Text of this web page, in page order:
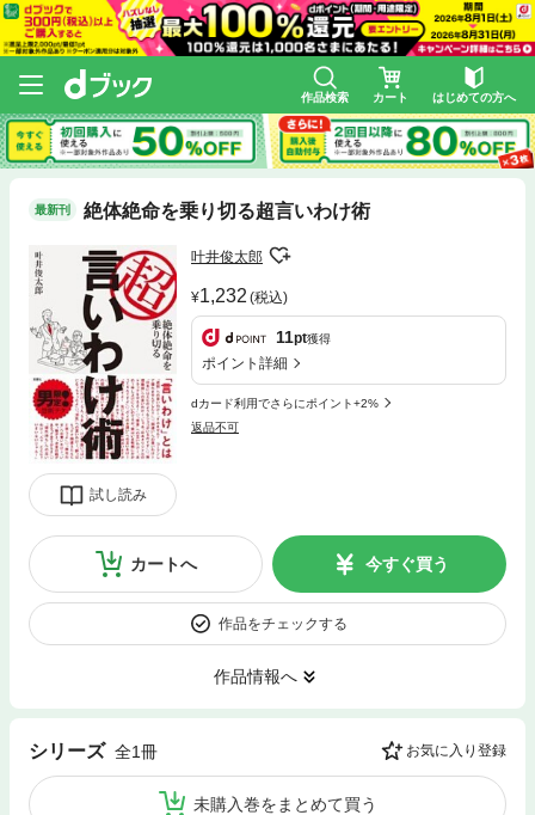
作品検索 カート はじめての方へ
最新刊 絶体絶命を乗り切る超言いわけ術
試し読み
叶井俊太郎
1,232 (税込)
11pt獲得
ポイント詳細
dカード利用でさらにポイント+2%
返品不可
カートへ 今すぐ買う
作品をチェックする
作品情報へ
シリーズ 全1冊 お気に入り登録
未購入巻をまとめて買う